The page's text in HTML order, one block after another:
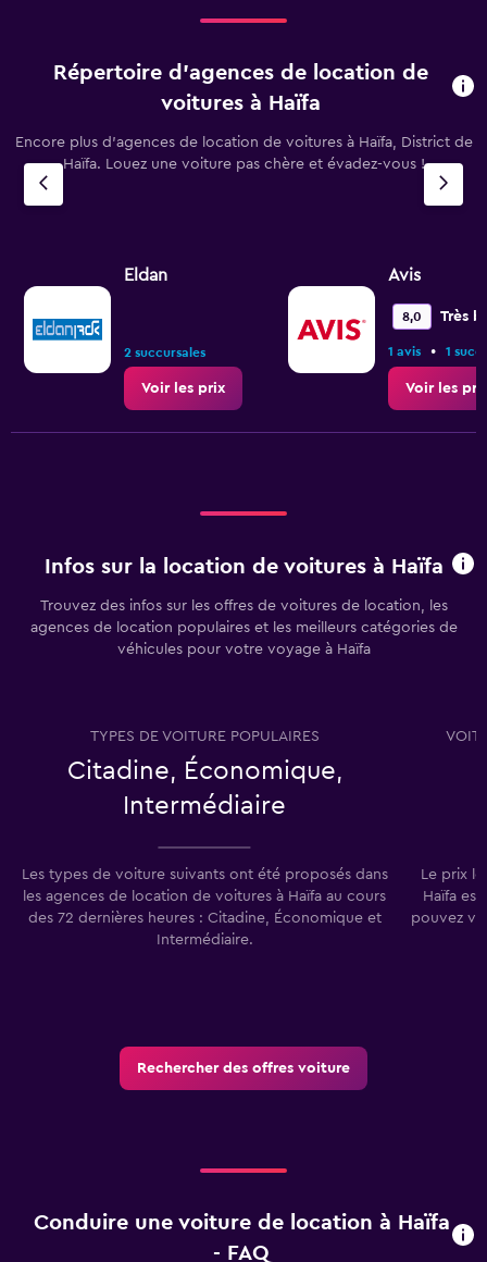
Répertoire d’agences de location de
voitures à Haïfa
Encore plus d’agences de location de voitures à Haïfa, District de
Haïfa. Louez une voiture pas chère et évadez-vous !
Eldan
2 succursales
Voir les prix
Avis
8,0 Très
1 avis • 1
Voir les
Infos sur la location de voitures à Haïfa
Trouvez des infos sur les offres de voitures de location, les
agences de location populaires et les meilleurs catégories de
véhicules pour votre voyage à Haïfa
TYPES DE VOITURE POPULAIRES
Citadine, Économique,
Intermédiaire
Les types de voiture suivants ont été proposés dans
les agences de location de voitures à Haïfa au cours
des 72 dernières heures : Citadine, Économique et
Intermédiaire.
Le prix
Haïfa
pouvez
Rechercher des offres voiture
Conduire une voiture de location à Haïfa
- FAQ